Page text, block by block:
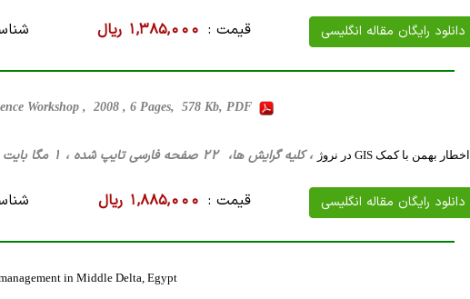
دانلود رایگان مقاله انگلیسی قیمت : 1,385,000 ریال
Workshop , 2008 , 6 Pages, 578 Kb, PDF
اخطار بهمن با کمک GIS در نروژ ، کلیه گرایش ها، 22 صفحه فارسی تایپ شده ، 1 مگا بایت WORD
دانلود رایگان مقاله انگلیسی قیمت : 1,885,000 ریال
in Middle Delta, Egypt